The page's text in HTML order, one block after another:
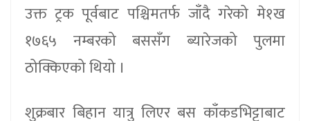
उक्त ट्रक पूर्वबाट पश्चिमतर्फ जाँदै गरेको मे१ख
१७६५ नम्बरको बससँग ब्यारेजको पुलमा
ठोक्किएको थियो ।
शुक्रबार बिहान यात्रु लिएर बस काँकडभिट्टाबाट